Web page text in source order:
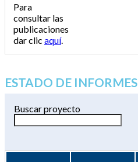
Para
consultar las
publicaciones
dar clic aquí.
ESTADO DE INFORMES
Buscar proyecto